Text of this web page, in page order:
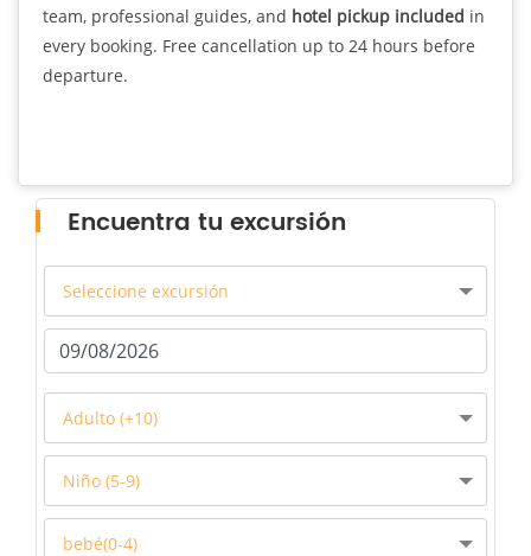
team, professional guides, and hotel pickup included in
every booking. Free cancellation up to 24 hours before
departure.
Encuentra tu excursión
Seleccione excursión
Adulto (+10)
Niño (5-9)
bebé(0-4)